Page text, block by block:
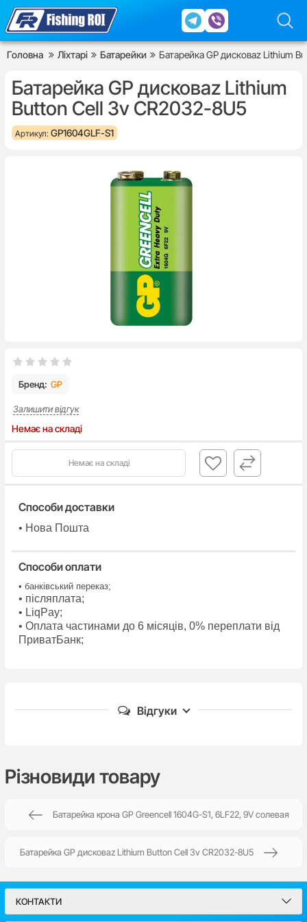
Головна Ліхтарі Батарейки Батарейка GP дисковаz Lithium
Батарейка GP дисковаz Lithium
Button Cell 3v CR2032-8U5
Артикул: GP1604GLF-S1
Бренд: GP
Залишити відгук
Немає на складі
Немає на складі
Способи доставки
• Нова Пошта
Способи оплати
• банківський переказ;
• післяплата;
• LiqPay;
• Оплата частинами до 6 місяців, 0% переплати від
ПриватБанк;
Відгуки
Різновиди товару
Батарейка крона GP Greencell 1604G-S1, 6LF22, 9V солевая
Батарейка GP дисковаz Lithium Button Cell 3v CR2032-8U5
КОНТАКТИ